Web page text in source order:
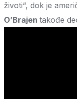
životi“, dok je
O’Brajen takođe